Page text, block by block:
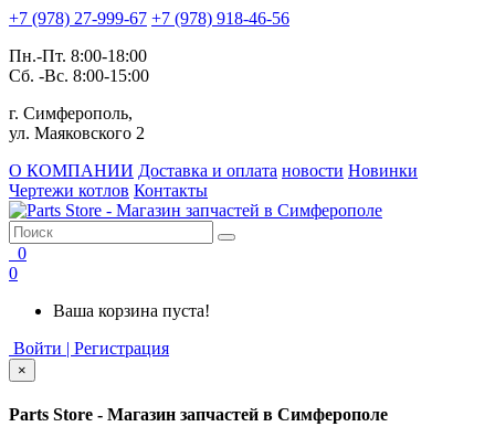
+7 (978) 27-999-67 +7 (978) 918-46-56
Пн.-Пт. 8:00-18:00
Сб. -Вс. 8:00-15:00
г. Симферополь,
ул. Маяковского 2
О КОМПАНИИ Доставка и оплата новости Новинки
Чертежи котлов Контакты
0
0
Ваша корзина пуста!
Войти | Регистрация
×
Parts Store - Магазин запчастей в Симферополе